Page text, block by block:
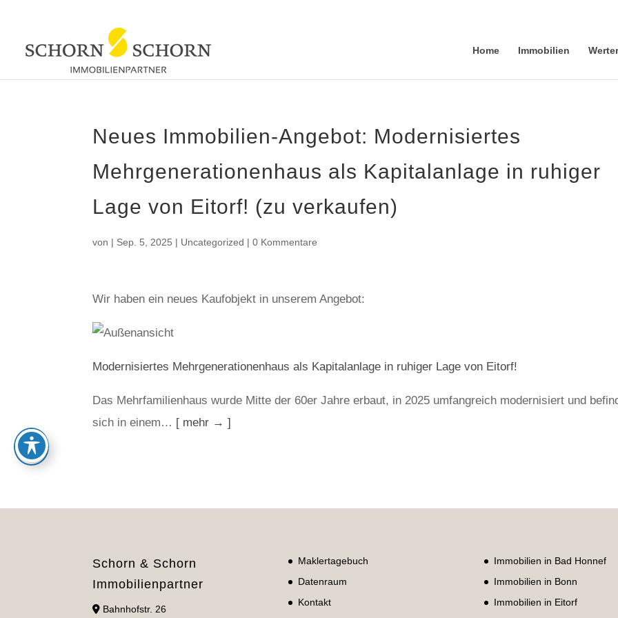
Home Immobilien
Neues Immobilien-Angebot: Modernisiertes
Mehrgenerationenhaus als Kapitalanlage in ruhiger
Lage von Eitorf! (zu verkaufen)
von | Sep. 5, 2025 | Uncategorized |0 Kommentare
Wir haben ein neues Kaufobjekt in unserem Angebot:
Modernisiertes Mehrgenerationenhaus als Kapitalanlage in ruhiger Lage von Eitorf!
Das Mehrfamilienhaus wurde Mitte der 60er Jahre erbaut, in 2025 umfangreich modernisiert und
sich in einem… [ mehr → ]
Schorn & Schorn
Immobilienpartner
Bahnhofstr. 26
Maklertagebuch
Datenraum
Kontakt
Immobilien in Bad Honnef
Immobilien in Bonn
Immobilien in Eitorf